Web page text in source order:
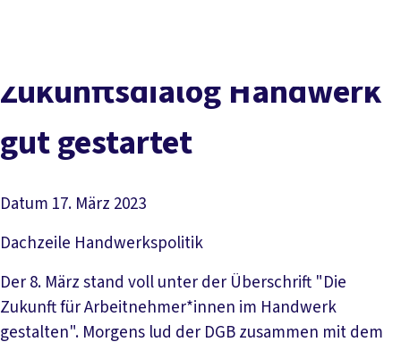
Service
Mitmachen Politik
Zukunftsdialog Handwerk
gut gestartet
Datum 17. März 2023
Dachzeile Handwerkspolitik
Der 8. März stand voll unter der Überschrift "Die
Zukunft für Arbeitnehmer*innen im Handwerk
gestalten". Morgens lud der DGB zusammen mit dem